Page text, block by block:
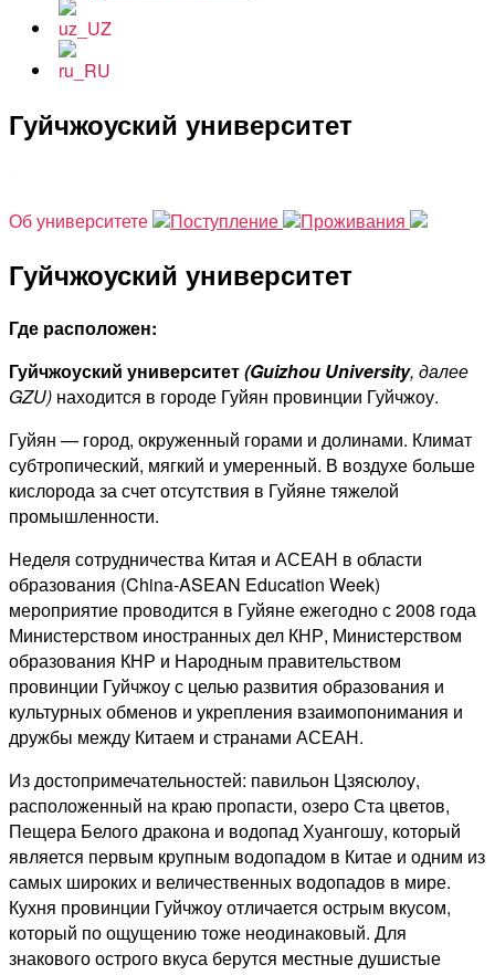
Гуйчжоуский университет
Об университете
Поступление Проживания
Гуйчжоуский университет
Где расположен:
Гуйчжоуский университет(Guizhou University, далее
GZU) находится в городе Гуйян провинции Гуйчжоу.
Гуйян — город, окруженный горами и долинами. Климат
субтропический, мягкий и умеренный. В воздухе больше
кислорода за счет отсутствия в Гуйяне тяжелой
промышленности.
Неделя сотрудничества Китая и АСЕАН в области
образования (China-ASEAN Education Week)
мероприятие проводится в Гуйяне ежегодно с 2008 года
Министерством иностранных дел КНР, Министерством
образования КНР и Народным правительством
провинции Гуйчжоу с целью развития образования и
культурных обменов и укрепления взаимопонимания и
дружбы между Китаем и странами АСЕАН.
Из достопримечательностей: павильон Цзясюлоу,
расположенный на краю пропасти, озеро Ста цветов,
Пещера Белого дракона и водопад Хуангошу, который
является первым крупным водопадом в Китае и одним из
самых широких и величественных водопадов в мире.
Кухня провинции Гуйчжоу отличается острым вкусом,
который по ощущению тоже неодинаковый. Для
знакового острого вкуса берутся местные душистые